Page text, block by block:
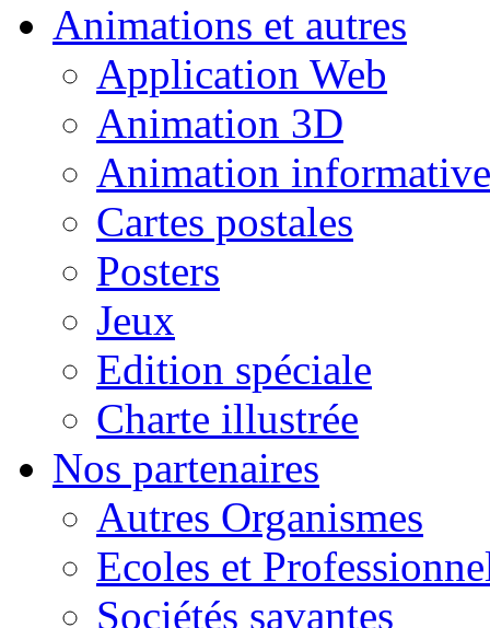
Animations et autres
Application Web
Animation 3D
Animation informative
Cartes postales
Posters
Jeux
Edition spéciale
Charte illustrée
Nos partenaires
Autres Organismes
Ecoles et
Sociétés savantes